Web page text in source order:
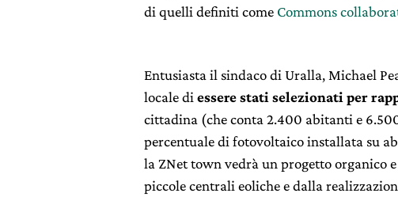
di quelli definiti come Commons
Entusiasta il sindaco di Uralla, Michael
locale di essere stati selezionati per
cittadina (che conta 2.400 abitanti e
percentuale di fotovoltaico installata su
la ZNet town vedrà un progetto organico
piccole centrali eoliche e dalla